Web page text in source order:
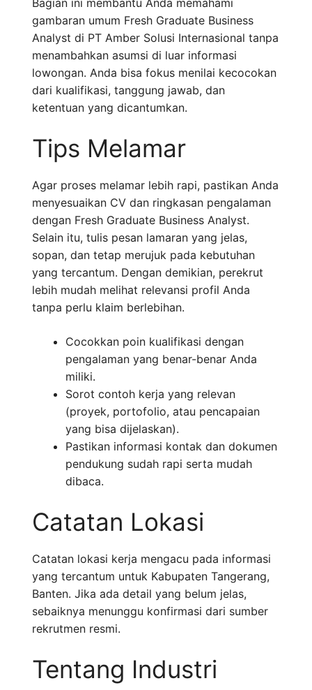
Bagian ini membantu Anda memahami
gambaran umum Fresh Graduate Business
Analyst di PT Amber Solusi Internasional tanpa
menambahkan asumsi di luar informasi
lowongan. Anda bisa fokus menilai kecocokan
dari kualifikasi, tanggung jawab, dan
ketentuan yang dicantumkan.
Tips Melamar
Agar proses melamar lebih rapi, pastikan Anda
menyesuaikan CV dan ringkasan pengalaman
dengan Fresh Graduate Business Analyst.
Selain itu, tulis pesan lamaran yang jelas,
sopan, dan tetap merujuk pada kebutuhan
yang tercantum. Dengan demikian, perekrut
lebih mudah melihat relevansi profil Anda
tanpa perlu klaim berlebihan.
Cocokkan poin kualifikasi dengan
pengalaman yang benar-benar Anda
miliki.
Sorot contoh kerja yang relevan
(proyek, portofolio, atau pencapaian
yang bisa dijelaskan).
Pastikan informasi kontak dan dokumen
pendukung sudah rapi serta mudah
dibaca.
Catatan Lokasi
Catatan lokasi kerja mengacu pada informasi
yang tercantum untuk Kabupaten Tangerang,
Banten. Jika ada detail yang belum jelas,
sebaiknya menunggu konfirmasi dari sumber
rekrutmen resmi.
Tentang Industri